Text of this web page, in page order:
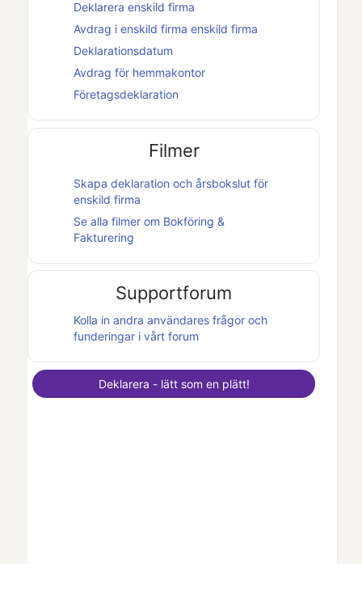
Deklarera enskild firma
Avdrag i enskild firma enskild firma
Deklarationsdatum
Avdrag för hemmakontor
Företagsdeklaration
Filmer
Skapa deklaration och årsbokslut för
enskild firma
Se alla filmer om Bokföring &
Fakturering
Supportforum
Kolla in andra användares frågor och
funderingar i vårt forum
Deklarera - lätt som en plätt!